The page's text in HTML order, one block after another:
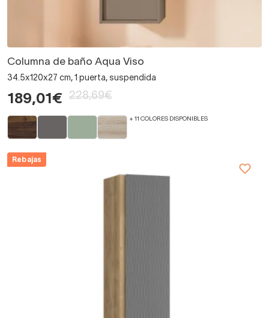
Columna de baño Aqua Viso
34.5x120x27 cm, 1 puerta, suspendida
189,01€ 228,69€
+ 11 COLORES DISPONIBLES
Rebajas